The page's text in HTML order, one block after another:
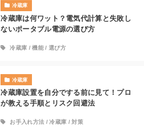
冷蔵庫
冷蔵庫は何ワット？電気代計算と失敗し
ないポータブル電源の選び方
冷蔵庫 /機能/ 選び方
冷蔵庫
冷蔵庫設置を自分でする前に見て！プロ
が教える手順とリスク回避法
お手入れ方法 /冷蔵庫 /対策